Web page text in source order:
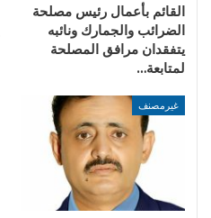
القائم بأعمال رئيس مصلحة
الضرائب والجمارك ونائبه
يتفقدان مرافق المصلحة
لمتابعة…
غيرمصنف